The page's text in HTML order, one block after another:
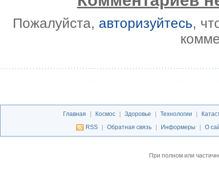
Пожалуйста, авторизуйтесь,
Главная Космос Здоровье Технологии
RSS
Обратная связь Информеры О
При полном или